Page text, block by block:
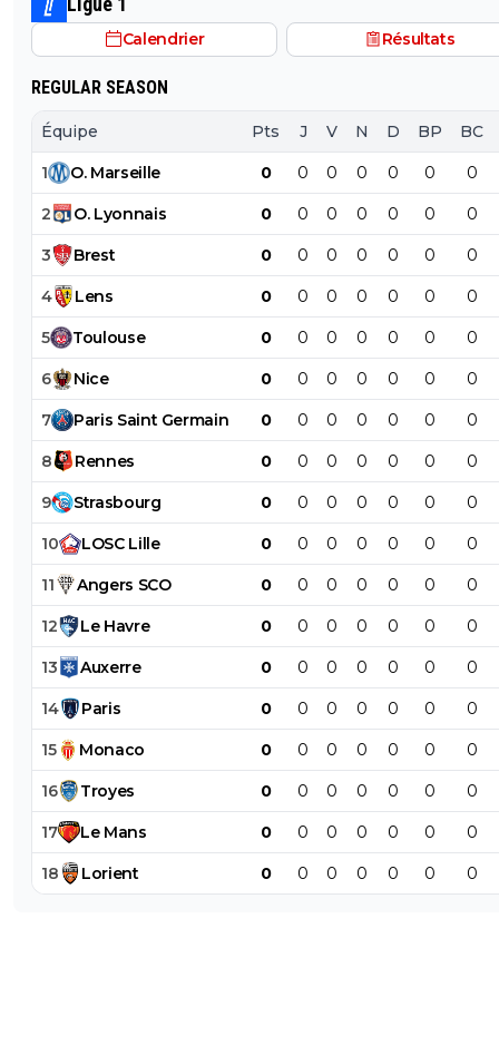
Calendrier Résultats
REGULAR SEASON
Équipe Pts J V N D BP BC
1 O. Marseille 0 0 0 0 0 0 0
2 O. Lyonnais 0 0 0 0 0 0 0
3 Brest 0 0 0 0 0 0 0
4 Lens 0 0 0 0 0 0 0
5 Toulouse 0 0 0 0 0 0 0
6 Nice 0 0 0 0 0 0 0
7 Paris Saint Germain 0 0 0 0 0 0 0
8 Rennes 0 0 0 0 0 0 0
9 Strasbourg 0 0 0 0 0 0 0
10 LOSC Lille 0 0 0 0 0 0 0
11 Angers SCO 0 0 0 0 0 0 0
12 Le Havre 0 0 0 0 0 0 0
13 Auxerre 0 0 0 0 0 0 0
14 Paris 0 0 0 0 0 0 0
15 Monaco 0 0 0 0 0 0 0
16 Troyes 0 0 0 0 0 0 0
17 Le Mans 0 0 0 0 0 0 0
18 Lorient 0 0 0 0 0 0 0